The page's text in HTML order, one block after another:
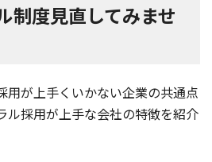
制度見直してみませ
用が上手くいかない企業の共通点
ル採用が上手な会社の特徴を紹介